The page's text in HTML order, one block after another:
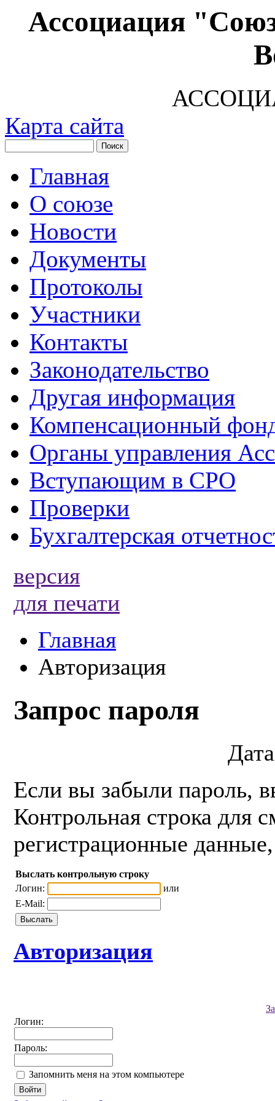
Ассоциация
Карта сайта
Главная
О союзе
Новости
Документы
Протоколы
Участники
Контакты
Законодательство
Другая информация
Компенсационный
Органы управления
Вступающим в СРО
Проверки
Бухгалтерская
версия
для печати
Главная
Авторизация
Запрос пароля
Если вы забыли пароль,
Контрольная строка для
регистрационные
Выслать контрольную строку
Логин:
или
E-Mail:
Авторизация
Логин:
Пароль:
Запомнить меня на этом компьютере